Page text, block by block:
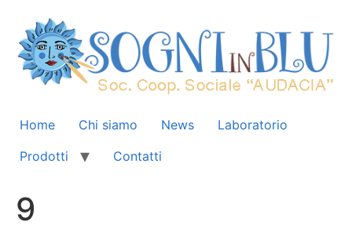
Home Chi siamo News
Laboratorio
Prodotti
Contatti
9